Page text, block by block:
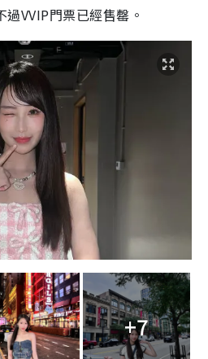
VVIP門票已經售罄。
+7